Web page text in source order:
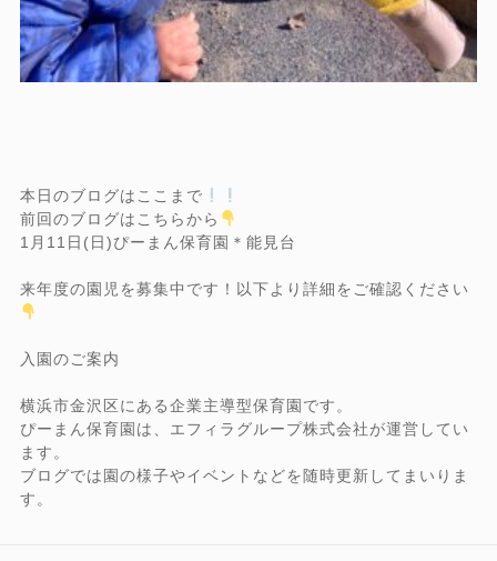
本日のブログはここまで
前回のブログはこちらから
1月11日(日)ぴーまん保育園＊能見台
来年度の園児を募集中です！以下より詳細をご確認ください
入園のご案内
横浜市金沢区にある企業主導型保育園です。
ぴーまん保育園は、エフィラグループ株式会社が運営してい
ます。
ブログでは園の様子やイベントなどを随時更新してまいりま
す。